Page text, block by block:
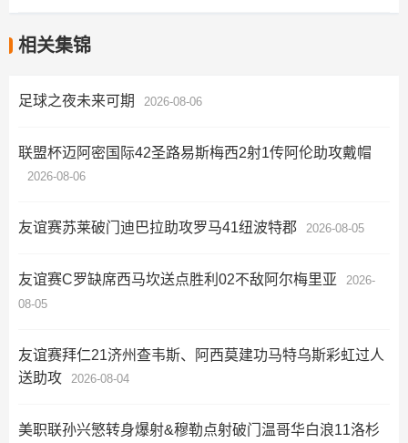
相关集锦
足球之夜未来可期 2026-08-06
联盟杯迈阿密国际42圣路易斯梅西2射1传阿伦助攻戴帽
2026-08-06
友谊赛苏莱破门迪巴拉助攻罗马41纽波特郡 2026-08-05
友谊赛C罗缺席西马坎送点胜利02不敌阿尔梅里亚
2026-
08-05
友谊赛拜仁21济州查韦斯、阿西莫建功马特乌斯彩虹过人
送助攻
2026-08-04
美职联孙兴慜转身爆射&穆勒点射破门温哥华白浪11洛杉